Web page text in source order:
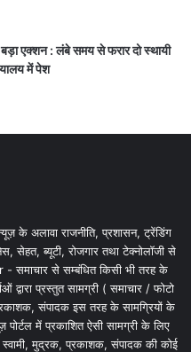
एक्शन : लंबे समय से फरार दो स्थायी
में पेश
के अलावा राजनीति, प्रशासन, ट्रेंडिंग
सेहत, ब्यूटी, रोजगार तथा टेक्नोलॉजी से
समाचार से सम्बंधित किसी भी तरह के
द्वारा प्रस्तुत सामग्री ( समाचार / फोटो
संपादक इस तरह के सामग्रियों के
पोर्टल में प्रकाशित ऐसी सामग्री के लिए
स्वामी, मुद्रक, प्रकाशक, संपादक की कोई